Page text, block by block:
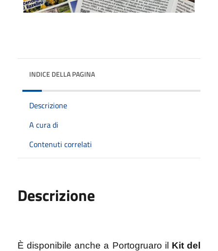
INDICE DELLA PAGINA
Descrizione
A cura di
Contenuti correlati
Descrizione
È disponibile anche a Portogruaro il Kit del